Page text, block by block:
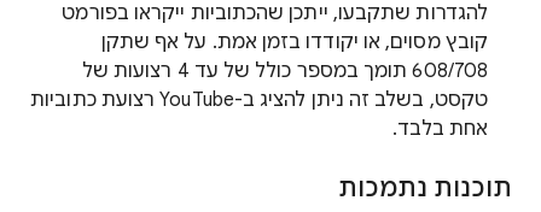
להגדרות שתקבעו, ייתכן שהכתוביות ייקראו בפורמט
קובץ מסוים, או יקודדו בזמן אמת. על אף שתקן
608/708 תומך במספר כולל של עד 4 רצועות של
טקסט, בשלב זה ניתן להציג ב-YouTube רצועת כתוביות
אחת בלבד.
תוכנות נתמכות